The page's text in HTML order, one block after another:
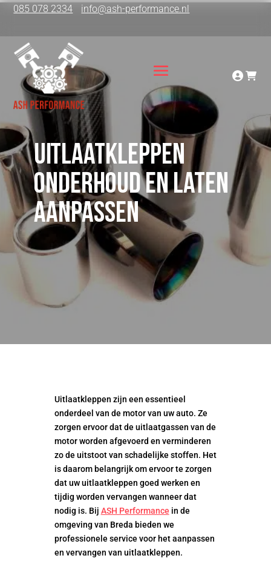
085 078 2334 info@ash-performance.nl
Uitlaatkleppen
onderhoud en laten
aanpassen
Uitlaatkleppen zijn een essentieel
onderdeel van de motor van uw auto. Ze
zorgen ervoor dat de uitlaatgassen van de
motor worden afgevoerd en verminderen
zo de uitstoot van schadelijke stoffen. Het
is daarom belangrijk om ervoor te zorgen
dat uw uitlaatkleppen goed werken en
tijdig worden vervangen wanneer dat
nodig is. Bij ASH Performance in de
omgeving van Breda bieden we
professionele service voor het aanpassen
en vervangen van uitlaatkleppen.